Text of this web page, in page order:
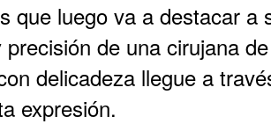
que luego va a destacar a
precisión de una cirujana
delicadeza llegue a
expresión.